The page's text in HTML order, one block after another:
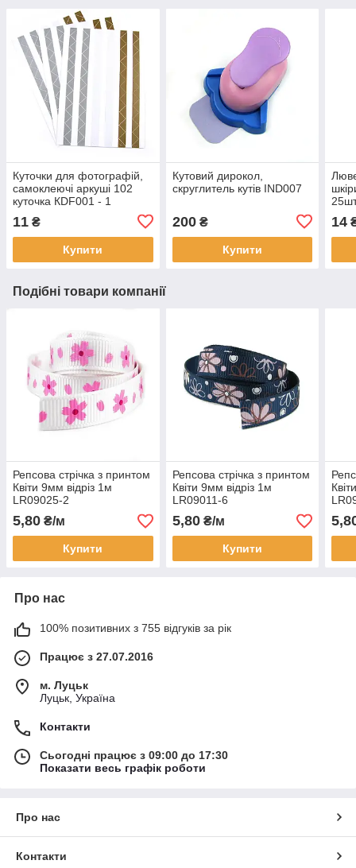
Куточки для фотографій,
самоклеючі аркуші 102
куточка КDF001 - 1
11 ₴
Купити
Кутовий дирокол,
скруглитель кутів IND007
200₴
Купити
14
Подібні товари компанії
Репсова стрічка з принтом
Квіти 9мм відріз 1м
LR09025-2
5,80 ₴/м
Купити
Репсова стрічка з принтом
Квіти 9мм відріз 1м
LR09011-6
5,80₴/м
Купити
Про нас
100% позитивних з 755 відгуків за рік
Працює з 27.07.2016
м. Луцьк
Луцьк, Україна
Контакти
Сьогодні працює з 09:00 до 17:30
Показати весь графік роботи
Про нас
Контакти